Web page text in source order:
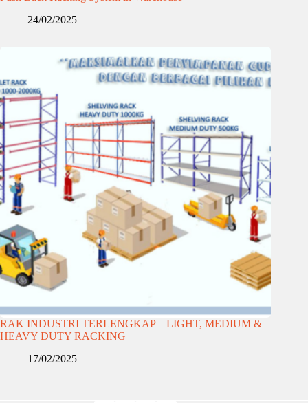
24/02/2025
RAK INDUSTRI TERLENGKAP – LIGHT, MEDIUM &
HEAVY DUTY RACKING
17/02/2025